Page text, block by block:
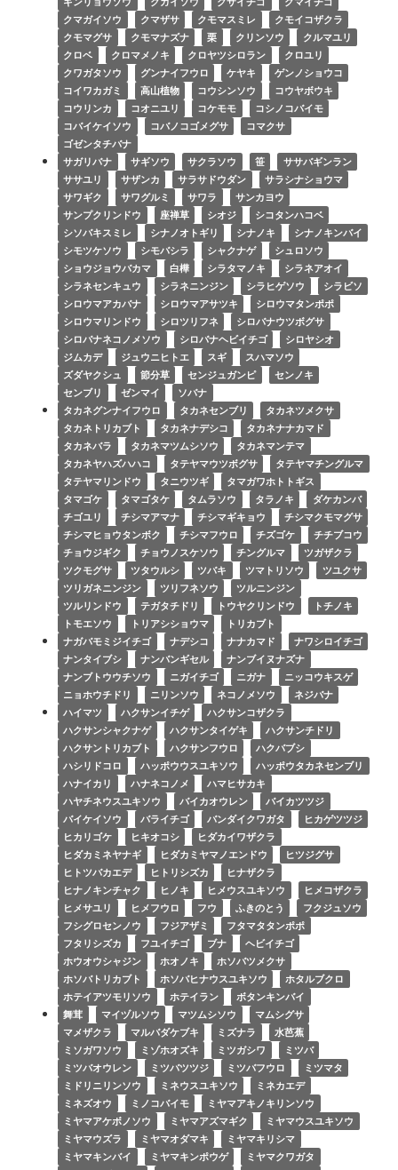
クマガイソウ
クマザサ クモマスミレ
クモイコザクラ
クモマグサ
クモマナズナ 栗 クリンソウ
クルマユリ
クロベ
クロマメノキ クロヤツシロラン
クロユリ
クワガタソウ
グンナイフウロ ケヤキ
ゲンノショウコ
コイワカガミ
高山植物 コウシンソウ
コウヤボウキ
コウリンカ
コオニユリ コケモモ
コシノコバイモ
コバイケイソウ
コバノコゴメグサ
コマクサ
ゴゼンタチバナ
サガリバナ
サギソウ サクラソウ 笹
ササバギンラン
ササユリ
サザンカ サラサドウダン
サラシナショウマ
サワギク
サワグルミ サワラ
サンカヨウ
サンプクリンドウ
座禅草 シオジ
シコタンハコベ
シソバキスミレ
シナノオトギリ シナノキ
シナノキンバイ
シモツケソウ
シモバシラ シャクナゲ
シュロソウ
ショウジョウバカマ
白樺 シラタマノキ
シラネアオイ
シラネセンキュウ
シラネニンジン シラヒゲソウ
シラビソ
シロウマアカバナ
シロウマアサツキ
シロウマタンポポ
シロウマリンドウ
シロツリフネ
シロバナウツボグサ
シロバナネコノメソウ
シロバナヘビイチゴ
シロヤシオ
ジムカデ
ジュウニヒトエ スギ
スハマソウ
ズダヤクシュ
節分草 センジュガンピ
センノキ
センブリ
ゼンマイ
ソバナ
タカネグンナイフウロ
タカネセンブリ
タカネツメクサ
タカネトリカブト
タカネナデシコ
タカネナナカマド
タカネバラ
タカネマツムシソウ
タカネマンテマ
タカネヤハズハハコ
タテヤマウツボグサ
タテヤマチングルマ
タテヤマリンドウ
タニウツギ
タマガワホトトギス
タマゴケ
タマゴタケ タムラソウ タラノキ
ダケカンバ
チゴユリ
チシマアマナ チシマギキョウ
チシマクモマグサ
チシマヒョウタンボク
チシマフウロ チズゴケ
チチブコウ
チョウジギク
チョウノスケソウ チングルマ
ツガザクラ
ツクモグサ
ツタウルシ ツバキ ツマトリソウ
ツユクサ
ツリガネニンジン
ツリフネソウ
ツルニンジン
ツルリンドウ
テガタチドリ トウヤクリンドウ
トチノキ
トモエソウ
トリアシショウマ
トリカブト
ナガバモミジイチゴ
ナデシコ ナナカマド
ナワシロイチゴ
ナンタイブシ
ナンバンギセル
ナンブイヌナズナ
ナンブトウウチソウ
ニガイチゴ ニガナ
ニッコウキスゲ
ニョホウチドリ
ニリンソウ ネコノメソウ
ネジバナ
ハイマツ
ハクサンイチゲ
ハクサンコザクラ
ハクサンシャクナゲ
ハクサンタイゲキ
ハクサンチドリ
ハクサントリカブト
ハクサンフウロ
ハクバブシ
ハシリドコロ
ハッポウウスユキソウ
ハッポウタカネセンブリ
ハナイカリ
ハナネコノメ
ハマヒサカキ
ハヤチネウスユキソウ
バイカオウレン
バイカツツジ
バイケイソウ
バライチゴ バンダイクワガタ
ヒカゲツツジ
ヒカリゴケ
ヒキオコシ
ヒダカイワザクラ
ヒダカミネヤナギ
ヒダカミヤマノエンドウ
ヒツジグサ
ヒトツバカエデ
ヒトリシズカ
ヒナザクラ
ヒナノキンチャク
ヒノキ ヒメウスユキソウ
ヒメコザクラ
ヒメサユリ
ヒメフウロ フウ ふきのとう
フクジュソウ
フシグロセンノウ
フジアザミ
フタマタタンポポ
フタリシズカ
フユイチゴ ブナ
ヘビイチゴ
ホウオウシャジン
ホオノキ
ホソバツメクサ
ホソバトリカブト
ホソバヒナウスユキソウ
ホタルブクロ
ホテイアツモリソウ
ホテイラン
ボタンキンバイ
舞茸
マイヅルソウ マツムシソウ
マムシグサ
マメザクラ
マルバダケブキ ミズナラ
水芭蕉
ミソガワソウ
ミゾホオズキ ミツガシワ
ミツバ
ミツバオウレン
ミツバツツジ ミツバフウロ
ミツマタ
ミドリニリンソウ
ミネウスユキソウ
ミネカエデ
ミネズオウ
ミノコバイモ
ミヤマアキノキリンソウ
ミヤマアケボノソウ
ミヤマアズマギク
ミヤマウスユキソウ
ミヤマウズラ
ミヤマオダマキ
ミヤマキリシマ
ミヤマキンバイ
ミヤマキンポウゲ
ミヤマクワガタ